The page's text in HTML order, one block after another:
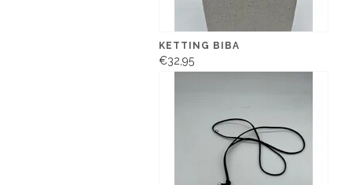
KETTING BIBA
€32,95